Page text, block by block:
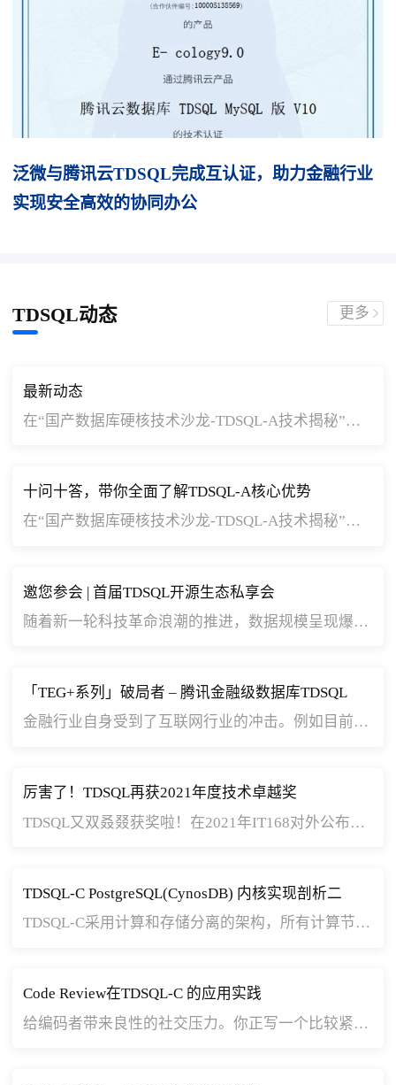
泛微与腾讯云TDSQL完成互认证，助力金融行业
实现安全高效的协同办公
TDSQL动态 更多
最新动态
在“国产数据库硬核技术沙龙-TDSQL-A技术揭秘”系列分享中，5位腾讯云技术大咖分别从整体技术架构、列式存储及相关执行优化、集群数据交互总线、分布式执行框架以及向量化执行引擎等多方面对TDSQL-A进行了深入解读。
十问十答，带你全面了解TDSQL-A核心优势
在“国产数据库硬核技术沙龙-TDSQL-A技术揭秘”系列分享中，5位腾讯云技术大咖分别从整体技术架构、列式存储及相关执行优化、集群数据交互总线、分布式执行框架以及向量化执行引擎等多方面对TDSQL-A进行了深入解读。
邀您参会 | 首届TDSQL开源生态私享会
随着新一轮科技革命浪潮的推进，数据规模呈现爆发式的增长，数据类型愈发丰富，数据应用也在快速深化。值此背景下，数据库的发展呈现出“云原生、国产化、开源共建”三大趋势。
「TEG+系列」破局者 – 腾讯金融级数据库TDSQL
金融行业自身受到了互联网行业的冲击。例如目前中国网民的两大节日：阿里巴巴的“11.11剁手节”，微信的“春节红包节”，给银行的支付系统，尤其是快捷支付系统，带来了很大冲击，原有的IOE架构面领比较大的挑战。此外，金融行业内部也开始思考，如何通过云计算、大数据等技术，提供更为普惠的金融服务，提升金融行业的服务效率。这些都使得基于TDSQL的分布式互联网架构来代替集中式的IOE架构成为可能。
厉害了！TDSQL再获2021年度技术卓越奖
TDSQL又双叒叕获奖啦！在2021年IT168对外公布的“数据库·数据风云奖”评选中，经由行业技术专家及IT媒体多方联合评审，腾讯云企业级分布式数据库TDSQL凭借其出众的产品实力斩获‘‘2021年度技术卓越奖’’，这是继本月获得‘‘2021PostgreSQL中国最佳服务商’’‘‘2021PostgreSQL中国最佳数据库产品’’之后再次获奖。
TDSQL-C PostgreSQL(CynosDB) 内核实现剖析二
TDSQL-C采用计算和存储分离的架构，所有计算节点共享一份数据，存储容量高达128TB，单库最高可扩展至16节点，提供秒级的配置升降级、秒级的故障恢复和数据备份容灾服务。TDSQL-C既融合了商业数据库稳定可靠、高性能、可扩展的特征，又具有开源云数据库简单开放、自我迭代的优势。
Code Review在TDSQL-C 的应用实践
给编码者带来良性的社交压力。你正写一个比较紧急的需求，团队对代码的单元测试有一个要求：凡是新增的代码，必须有完整的单元测试以及需要达到一定覆盖率。此时你是否会有这样的想法，为了应付测试工具的覆盖率要求，先写一点不那么有用但是能带来覆盖率的测试。但是，一旦想到你的代码将会有你的同事参与review，有没有为刚才的这种想法产生一丝丝压力？这种压力是良性的，会阻止你去选择这些隐患很大的“投机”行为。